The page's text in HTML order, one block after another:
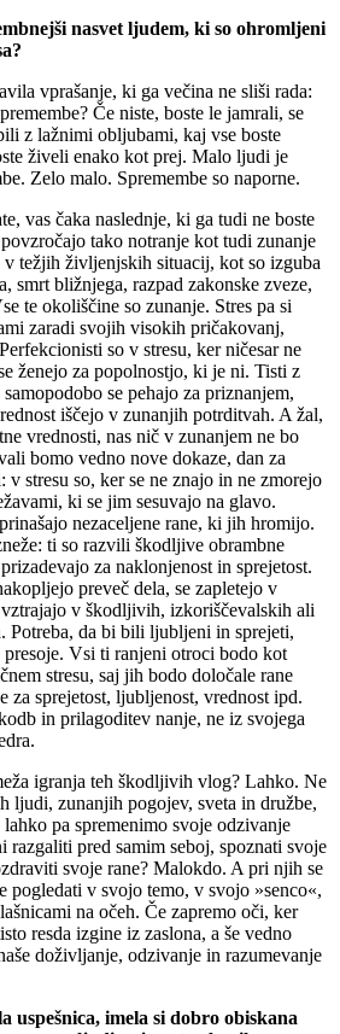
nasvet ljudem, ki so ohromljeni
vprašanje, ki ga večina ne sliši rada:
Če niste, boste le jamrali, se
z lažnimi obljubami, kaj vse boste
živeli enako kot prej. Malo ljudi je
Zelo malo. Spremembe so naporne.
vas čaka naslednje, ki ga tudi ne boste
tako notranje kot tudi zunanje
težjih življenjskih situacij, kot so izguba
smrt bližnjega, razpad zakonske zveze,
te okoliščine so zunanje. Stres pa si
zaradi svojih visokih pričakovanj,
so v stresu, ker ničesar ne
ženejo za popolnostjo, ki je ni. Tisti z
se pehajo za priznanjem,
iščejo v zunanjih potrditvah. A žal,
vrednosti, nas nič v zunanjem ne bo
bomo vedno nove dokaze, dan za
v stresu so, ker se ne znajo in ne zmorejo
ki se jim sesuvajo na glavo.
nezaceljene rane, ki jih hromijo.
ti so razvili škodljive obrambne
za naklonjenost in sprejetost.
preveč dela, se zapletejo v
v škodljivih, izkoriščevalskih ali
Potreba, da bi bili ljubljeni in sprejeti,
presoje. Vsi ti ranjeni otroci bodo kot
stresu, saj jih bodo določale rane
za sprejetost, ljubljenost, vrednost ipd.
in prilagoditev nanje, ne iz svojega
igranja teh škodljivih vlog? Lahko. Ne
ljudi, zunanjih pogojev, sveta in družbe,
pa spremenimo svoje odzivanje
razgaliti pred samim seboj, spoznati svoje
svoje rane? Malokdo. A pri njih se
pogledati v svojo temo, v svojo »senco«,
na očeh. Če zapremo oči, ker
resda izgine iz zaslona, a še vedno
doživljanje, odzivanje in razumevanje
uspešnica, imela si dobro obiskana